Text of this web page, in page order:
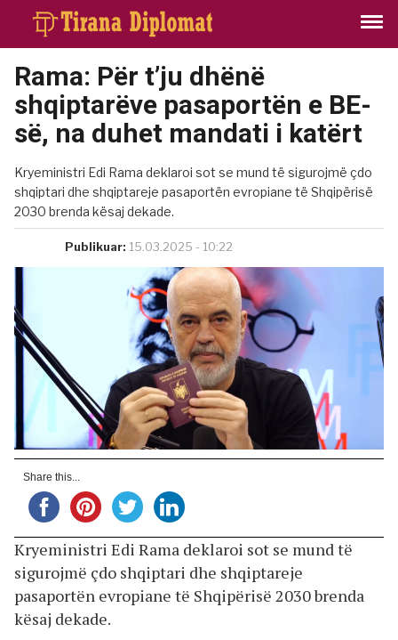
Rama: Për t’ju dhënë
shqiptarëve pasaportën e BE-
së, na duhet mandati i katërt
Kryeministri Edi Rama deklaroi sot se mund të sigurojmë çdo
shqiptari dhe shqiptareje pasaportën evropiane të Shqipërisë
2030 brenda kësaj dekade.
Publikuar: 15.03.2025 - 10:22
Share this...
Kryeministri Edi Rama deklaroi sot se mund të
sigurojmë çdo shqiptari dhe shqiptareje
pasaportën evropiane të Shqipërisë 2030 brenda
kësaj dekade.